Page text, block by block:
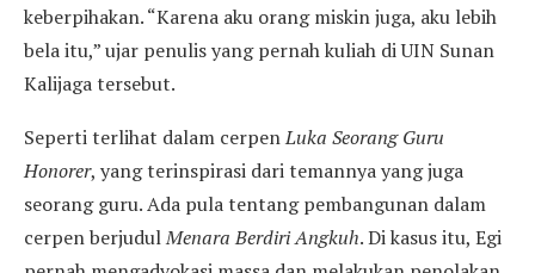
keberpihakan. “Karena aku orang miskin juga, aku lebih
bela itu,” ujar penulis yang pernah kuliah di UIN Sunan
Kalijaga tersebut.
Seperti terlihat dalam cerpenLuka Seorang Guru
Honorer, yang terinspirasi dari temannya yang juga
seorang guru. Ada pula tentang pembangunan dalam
cerpen berjudulMenara Berdiri Angkuh. Di kasus itu, Egi